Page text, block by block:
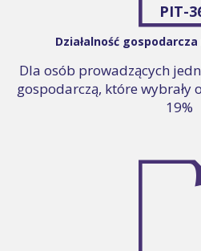
PIT-
Działalność
Dla osób prowadzących
gospodarczą, które
19%